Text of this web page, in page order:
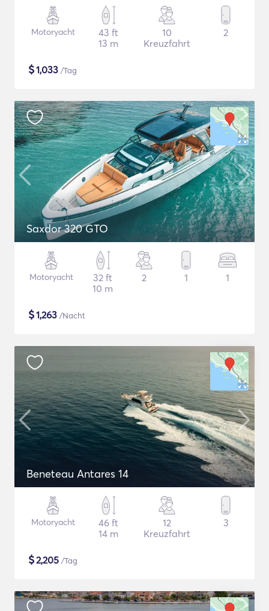
Motoryacht
43 ft
13 m
10
Kreuzfahrt
2
$1,033 /Tag
Saxdor 320 GTO
Motoryacht
32 ft
10 m
2 1 1
$1,263 /Nacht
Beneteau Antares 14
Motoryacht
46 ft
14 m
12
Kreuzfahrt
3
$2,205 /Tag